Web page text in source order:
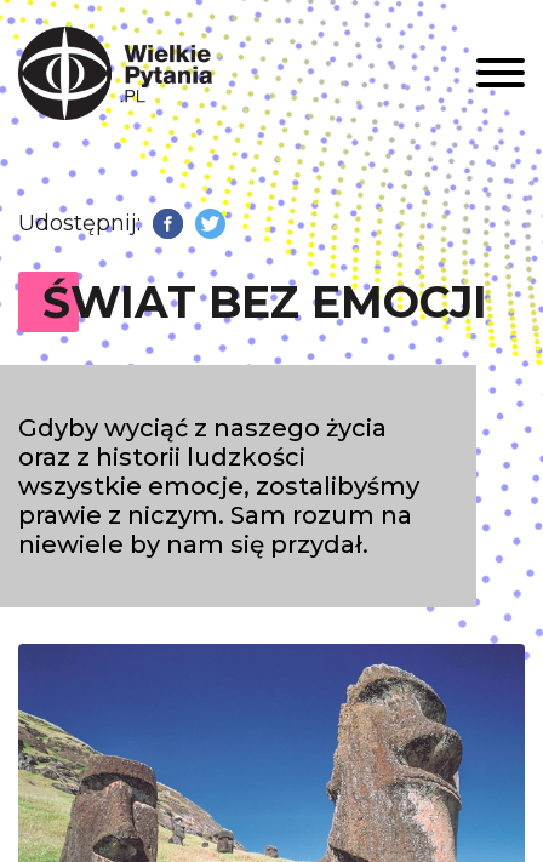
Udostępnij: Facebook
Twitter
ŚWIAT BEZ EMOCJI
Gdyby wyciąć z naszego życia
oraz z historii ludzkości
wszystkie emocje, zostalibyśmy
prawie z niczym. Sam rozum na
niewiele by nam się przydał.